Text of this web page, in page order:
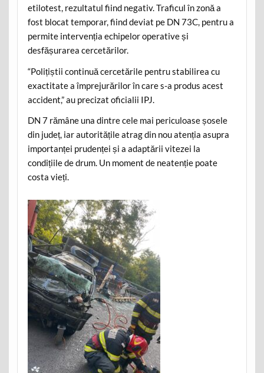
etilotest, rezultatul fiind negativ. Traficul în zonă a
fost blocat temporar, fiind deviat pe DN 73C, pentru a
permite intervenția echipelor operative și
desfășurarea cercetărilor.
“Polițiștii continuă cercetările pentru stabilirea cu
exactitate a împrejurărilor în care s-a produs acest
accident,” au precizat oficialii IPJ.
DN 7 rămâne una dintre cele mai periculoase șosele
din județ, iar autoritățile atrag din nou atenția asupra
importanței prudenței și a adaptării vitezei la
condițiile de drum. Un moment de neatenție poate
costa vieți.